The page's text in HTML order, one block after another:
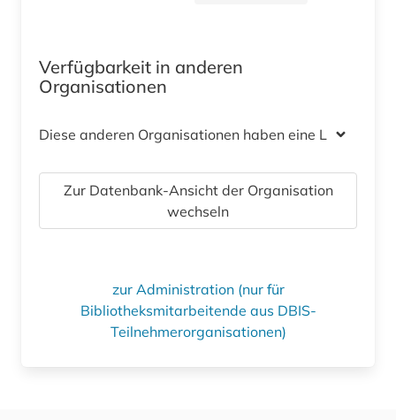
Verfügbarkeit in anderen
Organisationen
Diese anderen Organisationen haben eine Lizenz
Zur Datenbank-Ansicht der Organisation
wechseln
zur Administration (nur für
Bibliotheksmitarbeitende aus DBIS-
Teilnehmerorganisationen)